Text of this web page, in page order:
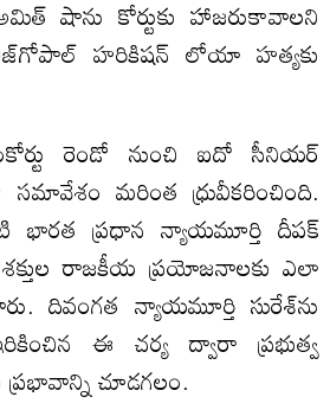
షాను కోర్టుకు హాజరుకావాలని
హరికిషన్ లోయా హత్యకు
రెండో నుంచి ఐదో సీనియర్
సమావేశం మరింత ధ్రువీకరించింది.
భారత ప్రధాన న్యాయమూర్తి దీపక్
రాజకీయ ప్రయోజనాలకు ఎలా
దివంగత న్యాయమూర్తి సురేశ్‌ను
ఈ చర్య ద్వారా ప్రభుత్వ
ప్రభావాన్ని చూడగలం.